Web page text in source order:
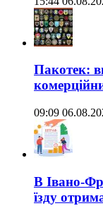
Пакотек:
09:09
В Івано-
їзду